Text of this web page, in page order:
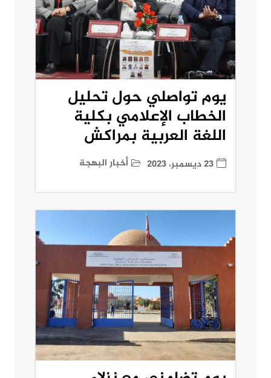
يوم تواصلي حول تحليل
الخطاب الإعلامي بكلية
اللغة العربية بمراكش
23 ديسمبر، 2023 أخبار البهجة